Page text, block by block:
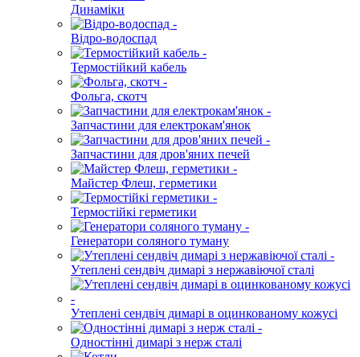
Динаміки
Відро-водоспад
Термостійкий кабель
Фольга, скотч
Запчастини для електрокам'янок
Запчастини для дров'яних печей
Майстер Флеш, герметики
Термостійкі герметики
Генератори соляного туману
Утеплені сендвіч димарі з нержавіючої сталі
Утеплені сендвіч димарі в оцинкованому кожусі
Одностінні димарі з нерж сталі